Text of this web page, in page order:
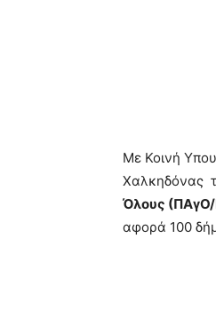
Με Κοινή
Χαλκηδόνας
Όλους
αφορά 100